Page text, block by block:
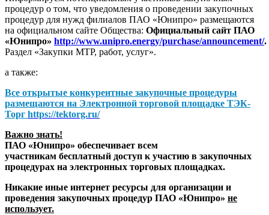
процедур о том, что уведомления о проведении закупочных
процедур для нужд филиалов ПАО «Юнипро» размещаются
на официальном сайте Общества: Официальный сайт ПАО
«Юнипро» http://www.unipro.energy/purchase/announcement/.
Раздел «Закупки МТР, работ, услуг».
а также:
Все открытые конкурентные закупочные процедуры
размещаются на Электронной торговой площадке ТЭК-
Торг https://tektorg.ru/
Важно знать!
ПАО «Юнипро» обеспечивает всем
участникам бесплатный доступ к участию в закупочных
процедурах на электронных торговых площадках.
Никакие иные интернет ресурсы для организации и
проведения закупочных процедур ПАО «Юнипро» не
использует.